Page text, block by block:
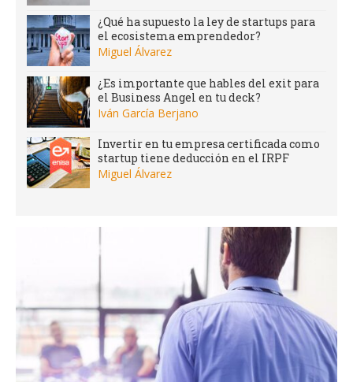
¿Qué ha supuesto la ley de startups para
el ecosistema emprendedor?
Miguel Álvarez
¿Es importante que hables del exit para
el Business Angel en tu deck?
Iván García Berjano
Invertir en tu empresa certificada como
startup tiene deducción en el IRPF
Miguel Álvarez